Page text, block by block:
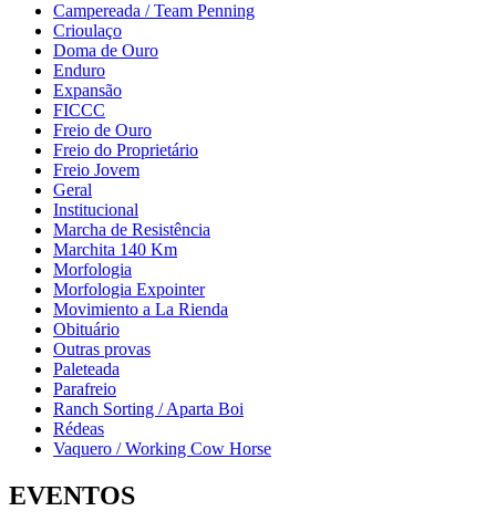
Campereada / Team Penning
Crioulaço
Doma de Ouro
Enduro
Expansão
FICCC
Freio de Ouro
Freio do Proprietário
Freio Jovem
Geral
Institucional
Marcha de Resistência
Marchita 140 Km
Morfologia
Morfologia Expointer
Movimiento a La Rienda
Obituário
Outras provas
Paleteada
Parafreio
Ranch Sorting / Aparta Boi
Rédeas
Vaquero / Working Cow Horse
EVENTOS